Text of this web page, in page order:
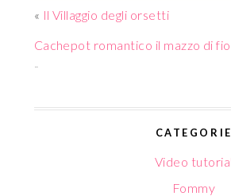
« Il Villaggio degli orsetti
Cachepot romantico il mazzo di
»
CATEGORIE
Video tutorial
Fommy